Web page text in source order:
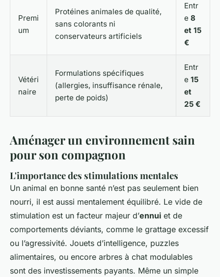
Premi
um
Protéines animales de qualité,
sans colorants ni
conservateurs artificiels
Entr
e 8
et 15
€
Vétéri
naire
Formulations spécifiques
(allergies, insuffisance rénale,
perte de poids)
Entr
e 15
et
25 €
Aménager un environnement sain
pour son compagnon
L'importance des stimulations mentales
Un animal en bonne santé n’est pas seulement bien
nourri, il est aussi mentalement équilibré. Le vide de
stimulation est un facteur majeur d’ennui et de
comportements déviants, comme le grattage excessif
ou l’agressivité. Jouets d’intelligence, puzzles
alimentaires, ou encore arbres à chat modulables
sont des investissements payants. Même un simple